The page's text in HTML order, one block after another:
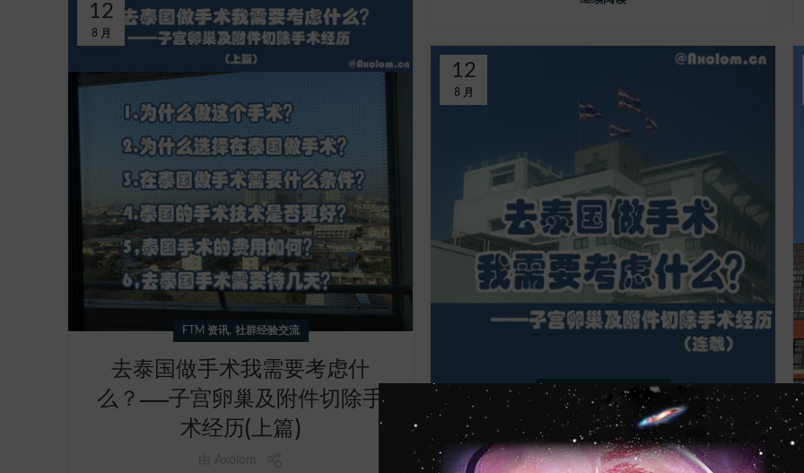
12
8 月
FTM 资讯, 社群经验交流
去泰国做手术我需要考虑什
么？——子宫卵巢及附件切除手
术经历(上篇)
12
8 月
FTM 资讯 , 社群经验交流
去泰国做手术我需要考虑什
么？——子宫卵巢及附件切除手